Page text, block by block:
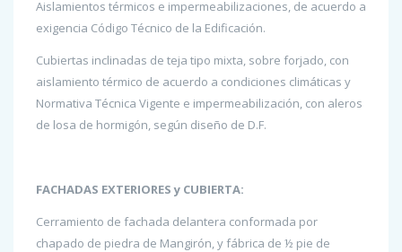
Aislamientos térmicos e impermeabilizaciones, de acuerdo a
exigencia Código Técnico de la Edificación.
Cubiertas inclinadas de teja tipo mixta, sobre forjado, con
aislamiento térmico de acuerdo a condiciones climáticas y
Normativa Técnica Vigente e impermeabilización, con aleros
de losa de hormigón, según diseño de D.F.
FACHADAS EXTERIORES y CUBIERTA:
Cerramiento de fachada delantera conformada por
chapado de piedra de Mangirón, y fábrica de ½ pie de